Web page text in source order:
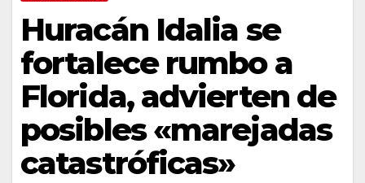
Huracán Idalia se
fortalece rumbo a
Florida, advierten de
posibles «marejadas
catastróficas»